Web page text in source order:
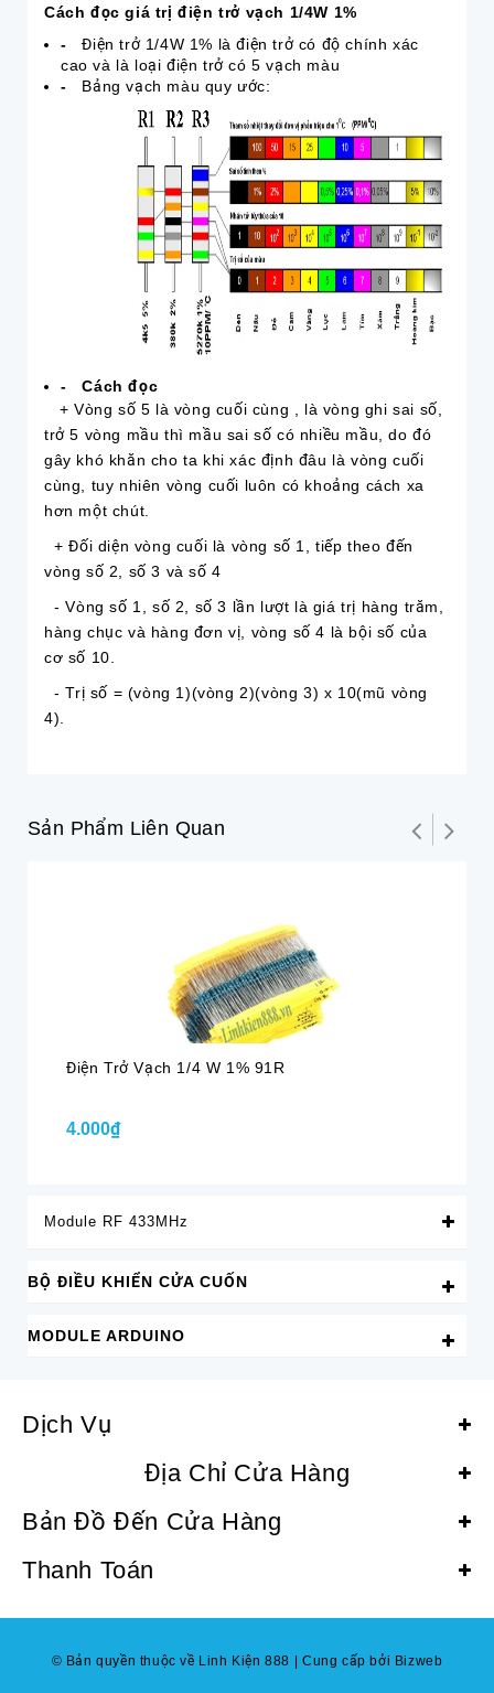
Cách đọc giá trị điện trở vạch 1/4W 1%
-Điện trở 1/4W 1% là điện trở có độ chính xác
cao và là loại điện trở có 5 vạch màu
- Bảng vạch màu quy ước:
-Cách đọc
+ Vòng số 5 là vòng cuối cùng , là vòng ghi sai số,
trở 5 vòng mầu thì mầu sai số có nhiều mầu, do đó
gây khó khăn cho ta khi xác định đâu là vòng cuối
cùng, tuy nhiên vòng cuối luôn có khoảng cách xa
hơn một chút.
+ Đối diện vòng cuối là vòng số 1, tiếp theo đến
vòng số 2, số 3 và số 4
- Vòng số 1, số 2, số 3 lần lượt là giá trị hàng trăm,
hàng chục và hàng đơn vị, vòng số 4 là bội số của
cơ số 10.
- Trị số = (vòng 1)(vòng 2)(vòng 3) x 10(mũ vòng
4).
Sản Phẩm Liên Quan
Điện Trở Vạch 1/4 W 1% 91R
4.000₫
Module RF 433MHz
BỘ ĐIỀU KHIỂN CỬA CUỐN
MODULE ARDUINO
Dịch Vụ
Địa Chỉ Cửa Hàng
Bản Đồ Đến Cửa Hàng
© Bản quyền thuộc về Linh Kiện 888 Cung cấp bởi Bizweb
Thanh Toán